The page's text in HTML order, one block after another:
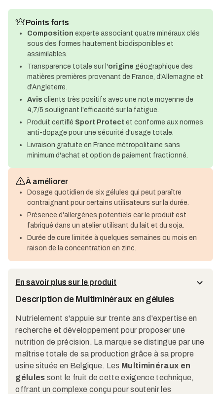
Points forts
Composition experte associant quatre minéraux clés
sous des formes hautement biodisponibles et
assimilables.
Transparence totale sur l'origine géographique des
matières premières provenant de France, d'Allemagne et
d'Angleterre.
Avis clients très positifs avec une note moyenne de
4,7/5 soulignant l'efficacité sur la fatigue.
Produit certifié Sport Protect et conforme aux normes
anti-dopage pour une sécurité d'usage totale.
Livraison gratuite en France métropolitaine sans
minimum d'achat et option de paiement fractionné.
À améliorer
Dosage quotidien de six gélules qui peut paraître
contraignant pour certains utilisateurs sur la durée.
Présence d'allergènes potentiels car le produit est
fabriqué dans un atelier utilisant du lait et du soja.
Durée de cure limitée à quelques semaines ou mois en
raison de la concentration en zinc.
En savoir plus sur le produit
Description de Multiminéraux en gélules
Nutrielement s'appuie sur trente ans d'expertise en
recherche et développement pour proposer une
nutrition de précision. La marque se distingue par une
maîtrise totale de sa production grâce à sa propre
usine située en Belgique. Les Multiminéraux en
gélules sont le fruit de cette exigence technique,
offrant un complexe conçu pour soutenir les